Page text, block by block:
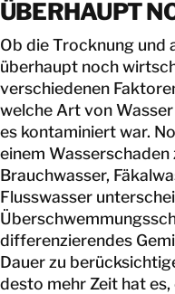
BERHAUPT
Ob die Trocknung und
überhaupt noch
verschiedenen
welche Art von
es kontaminiert war.
einem Wasserschaden
Brauchwasser,
Flusswasser
differenzierendes
Dauer zu
desto mehr Zeit hat